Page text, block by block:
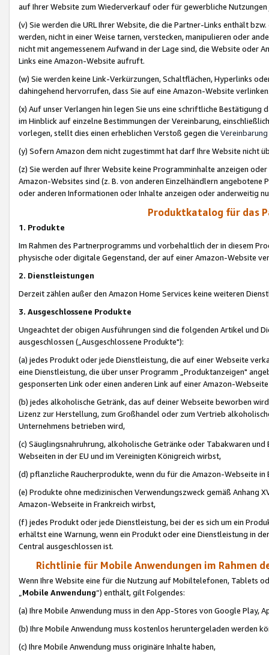
auf Ihrer Website zum Wiederverkauf oder für gewerbliche
(v) Sie werden die URL Ihrer Website, die die Partner-Links enthält
werden, nicht in einer Weise tarnen, verstecken, manipulieren oder
nicht mit angemessenem Aufwand in der Lage sind, die Website oder
Links eine Amazon-Website aufruft.
(w) Sie werden keine Link-Verkürzungen, Schaltflächen, Hyperlinks
dahingehend hervorrufen, dass Sie auf eine Amazon-Website
(x) Auf unser Verlangen hin legen Sie uns eine schriftliche
im Hinblick auf einzelne Bestimmungen der Vereinbarung,
vorlegen, stellt dies einen erheblichen Verstoß gegen die Vereinbarung
(y) Sofern Amazon dem nicht zugestimmt hat darf Ihre Website nicht
(z) Sie werden auf Ihrer Website keine Programminhalte anzeigen
Amazon-Websites sind (z. B. von anderen Einzelhändlern
oder anderen Informationen oder Inhalte anzeigen oder anderweitig
Produktkatalog für das
1. Produkte
Im Rahmen des Partnerprogramms und vorbehaltlich der in diesem
physische oder digitale Gegenstand, der auf einer Amazon-Website
2. Dienstleistungen
Derzeit zählen außer den Amazon Home Services keine weiteren
3. Ausgeschlossene Produkte
Ungeachtet der obigen Ausführungen sind die folgenden Artikel und
ausgeschlossen („Ausgeschlossene Produkte"):
(a) jedes Produkt oder jede Dienstleistung, die auf einer Webseite
eine Dienstleistung, die über unser Programm „Produktanzeigen"
gesponserten Link oder einen anderen Link auf einer Amazon-
(b) jedes alkoholische Getränk, das auf deiner Webseite beworben
Lizenz zur Herstellung, zum Großhandel oder zum Vertrieb
Unternehmens betrieben wird,
(c) Säuglingsnahruhrung, alkoholische Getränke oder Tabakwaren
Webseiten in der EU und im Vereinigten Königreich wirbst,
(d) pflanzliche Raucherprodukte, wenn du für die Amazon-Webseite in
(e) Produkte ohne medizinischen Verwendungszweck gemäß Anhang
Amazon-Webseite in Frankreich wirbst,
(f) jedes Produkt oder jede Dienstleistung, bei der es sich um ein
erhältst eine Warnung, wenn ein Produkt oder eine Dienstleistung in
Central ausgeschlossen ist.
Richtlinie für Mobile Anwendungen im Rahmen
Wenn Ihre Website eine für die Nutzung auf Mobiltelefonen, Tablets
„Mobile Anwendung“) enthält, gilt Folgendes:
(a) Ihre Mobile Anwendung muss in den App-Stores von Google Play,
(b) Ihre Mobile Anwendung muss kostenlos heruntergeladen werden
(c) Ihre Mobile Anwendung muss originäre Inhalte haben,